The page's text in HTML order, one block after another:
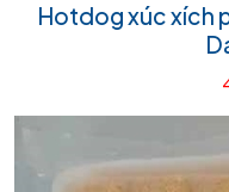
Hotdog xúc xích